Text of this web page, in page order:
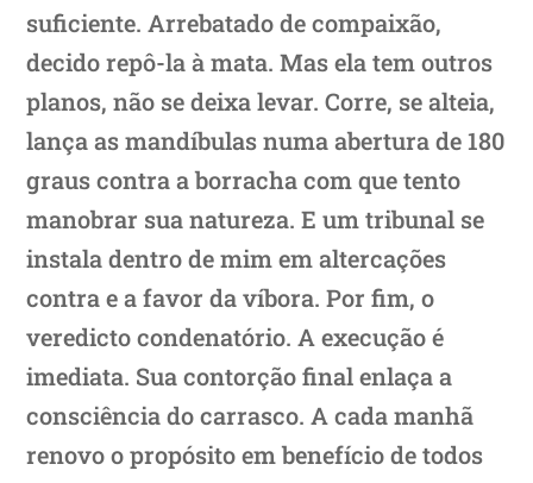
suficiente. Arrebatado de compaixão,
decido repô-la à mata. Mas ela tem outros
planos, não se deixa levar. Corre, se alteia,
lança as mandíbulas numa abertura de 180
graus contra a borracha com que tento
manobrar sua natureza. E um tribunal se
instala dentro de mim em altercações
contra e a favor da víbora. Por fim, o
veredicto condenatório. A execução é
imediata. Sua contorção final enlaça a
consciência do carrasco. A cada manhã
renovo o propósito em benefício de todos